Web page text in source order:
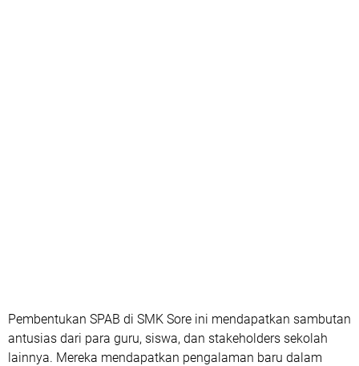
Pembentukan SPAB di SMK Sore ini mendapatkan sambutan
antusias dari para guru, siswa, dan stakeholders sekolah
lainnya. Mereka mendapatkan pengalaman baru dalam